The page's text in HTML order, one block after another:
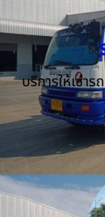
บริการให้เช่า